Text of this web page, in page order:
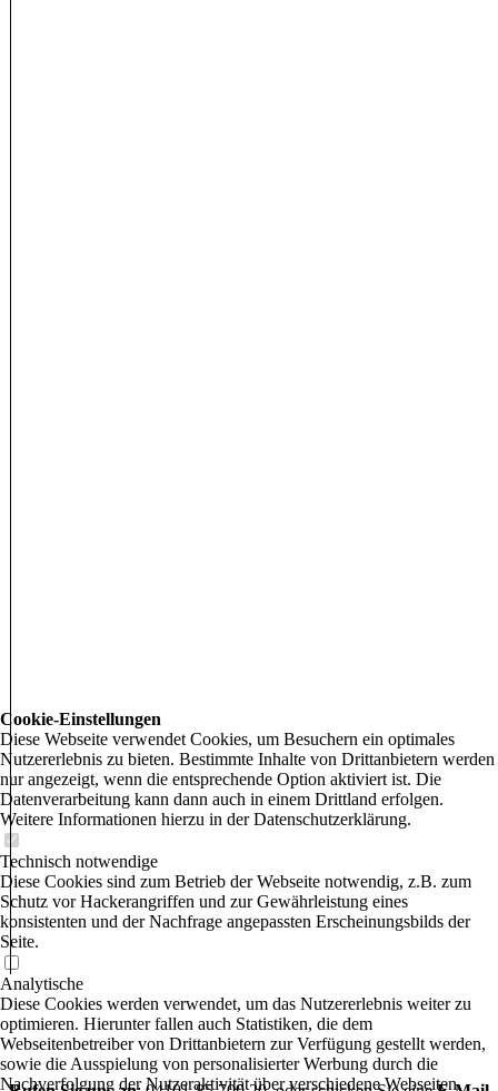
-
Cookie-Einstellungen
Diese Webseite verwendet Cookies, um Besuchern ein optimales
Nutzererlebnis zu bieten. Bestimmte Inhalte von Drittanbietern werden
nur angezeigt, wenn die entsprechende Option aktiviert ist. Die
Datenverarbeitung kann dann auch in einem Drittland erfolgen.
Weitere Informationen hierzu in der Datenschutzerklärung.
Technisch notwendige
Diese Cookies sind zum Betrieb der Webseite notwendig, z.B. zum
Schutz vor Hackerangriffen und zur Gewährleistung eines
konsistenten und der Nachfrage angepassten Erscheinungsbilds der
Seite.
Analytische
Diese Cookies werden verwendet, um das Nutzererlebnis weiter zu
optimieren. Hierunter fallen auch Statistiken, die dem
Webseitenbetreiber von Drittanbietern zur Verfügung gestellt werden,
sowie die Ausspielung von personalisierter Werbung durch die
Nachverfolgung der Nutzeraktivität über verschiedene Webseiten.